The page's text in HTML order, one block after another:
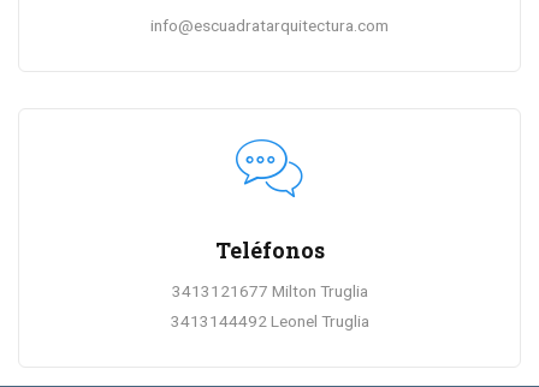
info@escuadratarquitectura.com
Teléfonos
3413121677 Milton Truglia
3413144492 Leonel Truglia